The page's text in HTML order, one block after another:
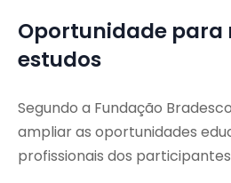
Oportunidade
estudos
Segundo a Fundação
ampliar as oportunidades
profissionais dos